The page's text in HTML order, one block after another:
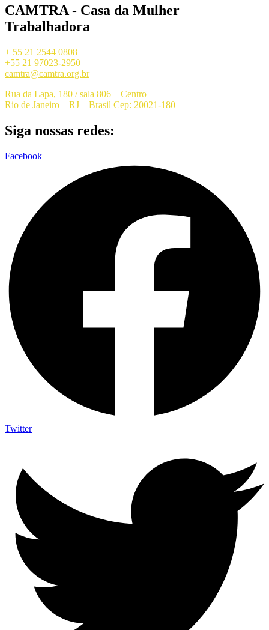
CAMTRA - Casa da Mulher
Trabalhadora
+ 55 21 2544 0808
+55 21 97023-2950
camtra@camtra.org.br
Rua da Lapa, 180 / sala 806 – Centro
Rio de Janeiro – RJ – Brasil Cep: 20021-180
Siga nossas redes:
Facebook
Twitter